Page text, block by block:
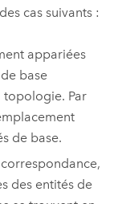
cas suivants :
appariées
base
topologie. Par
de base.
des entités de